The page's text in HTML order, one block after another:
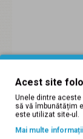
Acest site
Unele dintre
să vă îmbunătățim
este utilizat site-ul.
Mai multe informații
Pantofi